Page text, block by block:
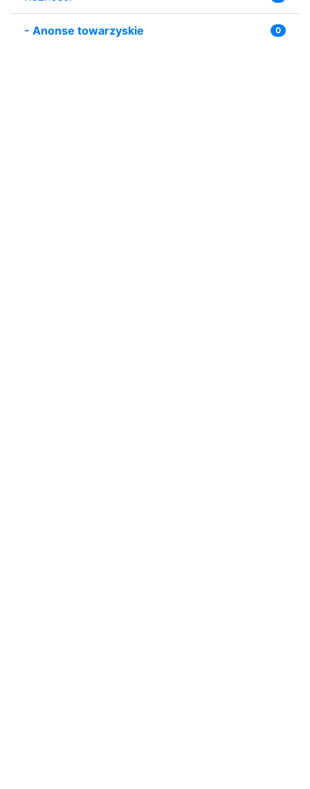
- Anonse towarzyskie 0